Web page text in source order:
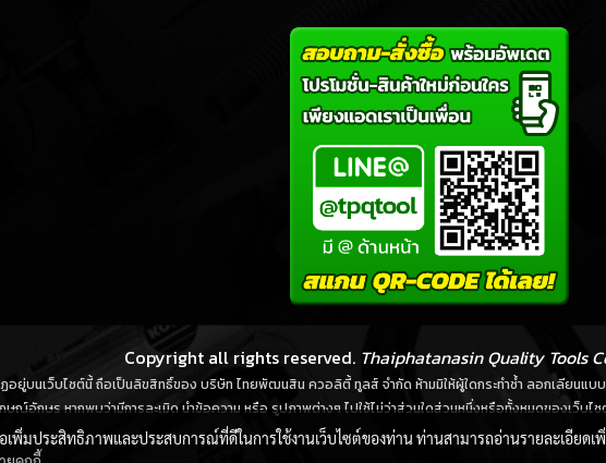
Copyright all rights reserved. Thaiphatanasin Quality Tools
ยู่บนเว็บไซต์นี้ ถือเป็นลิขสิทธิ์ของ บริษัท ไทยพัฒนสิน ควอลิตี้ ทูลส์ จำกัด ห้ามมิให้ผู้ใดกระทำซ้ำ ลอกเลียนแบ
ษณ์อักษร หากพบว่ามีการละเมิด นำข้อความ หรือ รูปภาพต่างๆ ไปใช้ไม่ว่าส่วนใดส่วนหนึ่งหรือทั้งหมดของเว็บไ
เพิ่มประสิทธิภาพและประสบการณ์ที่ดีในการใช้งานเว็บไซต์ของท่าน ท่านสามารถอ่านรายละเอียดเ